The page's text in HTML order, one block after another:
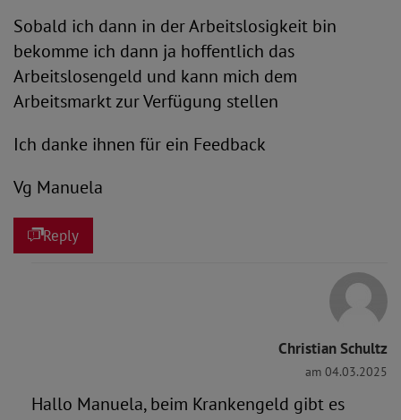
Sobald ich dann in der Arbeitslosigkeit bin
bekomme ich dann ja hoffentlich das
Arbeitslosengeld und kann mich dem
Arbeitsmarkt zur Verfügung stellen
Ich danke ihnen für ein Feedback
Vg Manuela
Reply
Christian Schultz
am 04.03.2025
Hallo Manuela, beim Krankengeld gibt es